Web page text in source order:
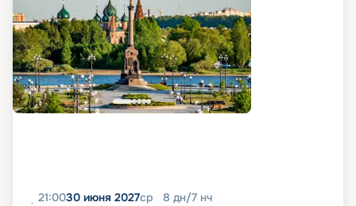
21:0030 июня 2027ср 8 дн/7 нч